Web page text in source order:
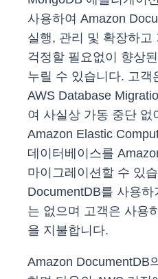
사용하여 Amazon
실행, 관리 및 확장하고
걱정할 필요없이 향상
누릴 수 있습니다. 고객
AWS Database
여 사실상 가동 중단 없
Amazon Elastic
데이터베이스를
마이그레이션할 수 있
DocumentDB를 사용
는 없으며 고객은 사용
을 지불합니다.
Amazon DocumentDB